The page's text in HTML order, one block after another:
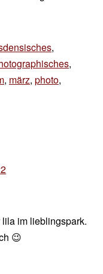
,
,
, märz, photo,
im lieblingspark.
😉